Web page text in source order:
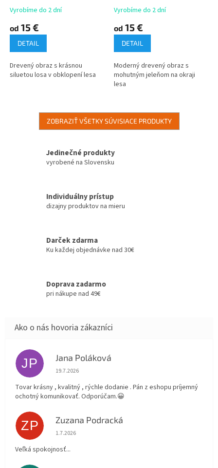
Vyrobíme do 2 dní
od 15 €
DETAIL
Drevený obraz s krásnou
siluetou losa v obklopení lesa
Vyrobíme do 2 dní
od 15 €
DETAIL
Moderný drevený obraz s
mohutným jeleňom na okraji
lesa
ZOBRAZIŤ VŠETKY SÚVISIACE PRODUKTY
Jedinečné produkty
vyrobené na Slovensku
Individuálny prístup
dizajny produktov na mieru
Darček zdarma
Ku každej objednávke nad 30€
Doprava zadarmo
pri nákupe nad 49€
JP Jana Poláková
Hodnotenie obchodu je 5 z 5 hviezdičiek.
19.7.2026
Tovar krásny , kvalitný , rýchle dodanie . Pán z eshopu príjemný
ochotný komunikovať. Odporúčam.😀
ZP Zuzana Podracká
Hodnotenie obchodu je 5 z 5 hviezdičiek.
1.7.2026
Veľká spokojnosť...